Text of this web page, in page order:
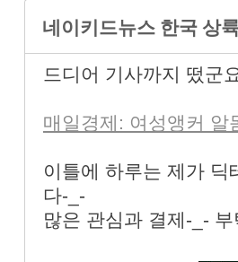
네이키드뉴스 한국 상
드디어 기사까지 떴군
매일경제: 여성앵커 알
이틀에 하루는 제가
다-_-
많은 관심과 결제-_-